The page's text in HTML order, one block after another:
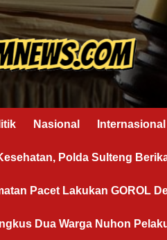
Nasional Internasional
Polda Sulteng
Pacet Lakukan GOROL
Dua Warga Nuhon